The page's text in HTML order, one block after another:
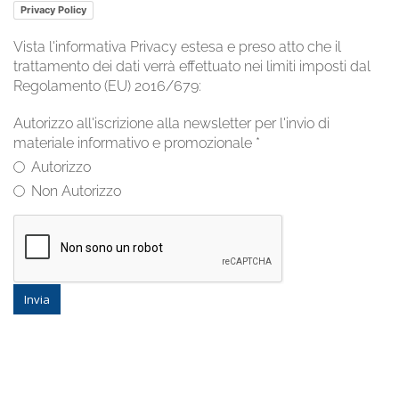
Privacy Policy
Vista l'informativa Privacy estesa e preso atto che il
trattamento dei dati verrà effettuato nei limiti imposti dal
Regolamento (EU) 2016/679:
Autorizzo all'iscrizione alla newsletter per l'invio di
materiale informativo e promozionale *
Autorizzo
Non Autorizzo
Invia